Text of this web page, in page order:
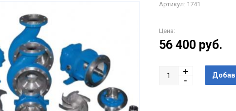
Артикул: 1741
Цена:
56 400 руб.